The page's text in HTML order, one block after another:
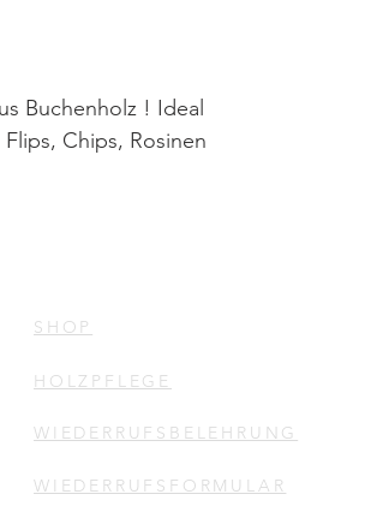
Buchenholz ! Ideal
Chips, Rosinen
SHOP
HOLZPFLEGE
WIEDERRUFSBELEHRUNG
WIEDERRUFSFORMULAR